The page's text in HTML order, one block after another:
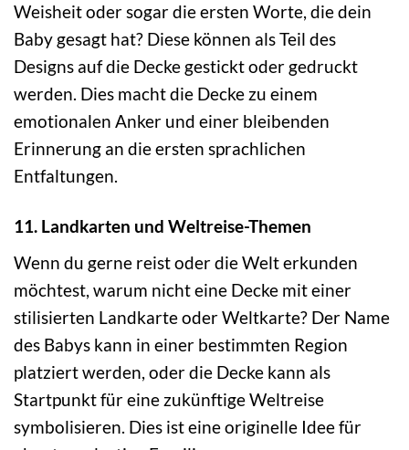
Weisheit oder sogar die ersten Worte, die dein
Baby gesagt hat? Diese können als Teil des
Designs auf die Decke gestickt oder gedruckt
werden. Dies macht die Decke zu einem
emotionalen Anker und einer bleibenden
Erinnerung an die ersten sprachlichen
Entfaltungen.
11. Landkarten und Weltreise-Themen
Wenn du gerne reist oder die Welt erkunden
möchtest, warum nicht eine Decke mit einer
stilisierten Landkarte oder Weltkarte? Der Name
des Babys kann in einer bestimmten Region
platziert werden, oder die Decke kann als
Startpunkt für eine zukünftige Weltreise
symbolisieren. Dies ist eine originelle Idee für